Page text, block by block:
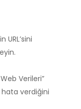
Verileri”
verdiğini